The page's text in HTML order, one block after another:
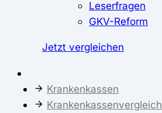
Leserfragen
GKV-Reform
Jetzt vergleichen
Krankenkassen
Krankenkassenvergleich